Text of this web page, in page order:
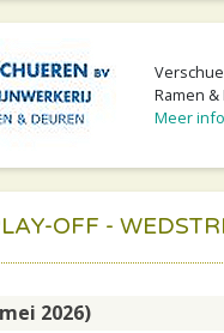
Ramen
Meer
OFF -
2026)